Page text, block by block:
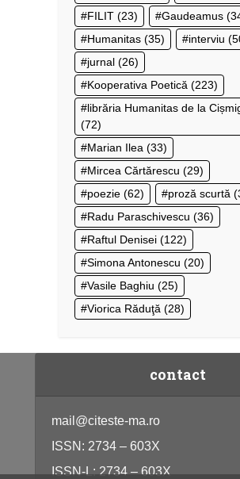
FILIT (23) Gaudeamus
Humanitas (35) interviu
jurnal (26)
Kooperativa Poetică (223)
librăria Humanitas de la
(72)
Marian Ilea (33)
Mircea Cărtărescu (29)
poezie (62) proză scurtă
Radu Paraschivescu (36)
Raftul Denisei (122)
Simona Antonescu (20)
Vasile Baghiu (25)
Viorica Răduţă (28)
contact
mail@citeste-ma.ro
ISSN: 2734 – 603X
ISSN-L: 2734 – 603X